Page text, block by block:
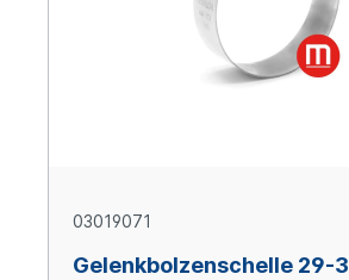
03019071
Gelenkbolzenschelle 29-